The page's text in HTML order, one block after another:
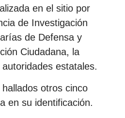
en el sitio por
de Investigación
de Defensa y
Ciudadana, la
estatales.
otros cinco
en su identificación.